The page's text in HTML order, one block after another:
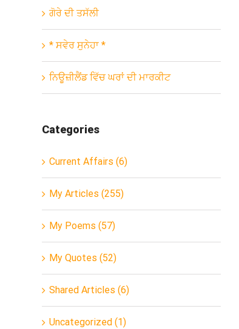
ਗੋਰੇ ਦੀ ਤਸੱਲੀ
* ਸਵੇਰ ਸੁਨੇਹਾ *
ਨਿਊਜ਼ੀਲੈਂਡ ਵਿੱਚ ਘਰਾਂ ਦੀ ਮਾਰਕੀਟ
Categories
Current Affairs (6)
My Articles (255)
My Poems (57)
My Quotes (52)
Shared Articles (6)
Uncategorized (1)